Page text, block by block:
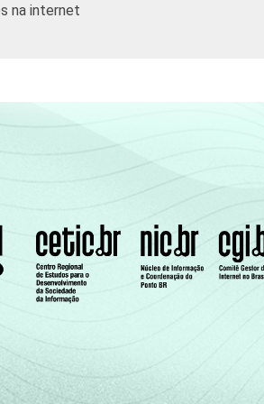
na internet